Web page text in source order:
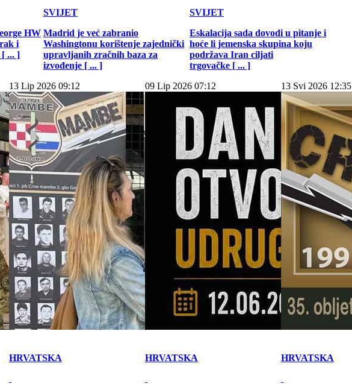
HW
i
... ]
SVIJET
Madrid je već zabranio
Washingtonu korištenje zajednički
upravljanih zračnih baza za
izvođenje [ ... ]
SVIJET
Eskalacija sada dovodi u pitanje i
hoće li jemenska skupina koju
podržava Iran ciljati
trgovačke [ ... ]
13 Lip 2026 09:12
HRVATSKA
09 Lip 2026 07:12
HRVATSKA
13 Svi 2026 12:35
HRVATSKA